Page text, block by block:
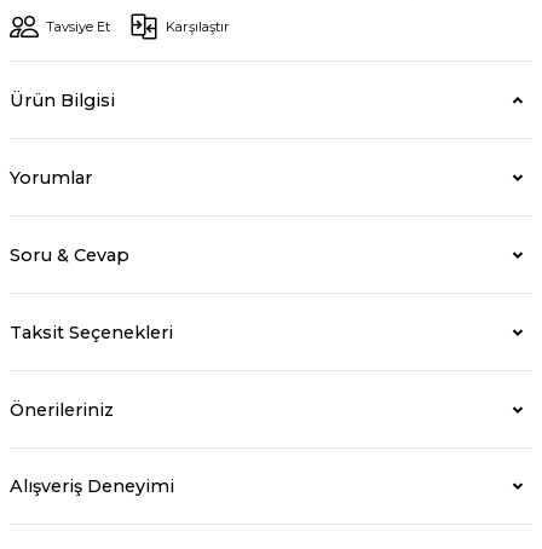
Tavsiye Et Karşılaştır
Ürün Bilgisi
Yorumlar
Soru & Cevap
Taksit Seçenekleri
Önerileriniz
Alışveriş Deneyimi